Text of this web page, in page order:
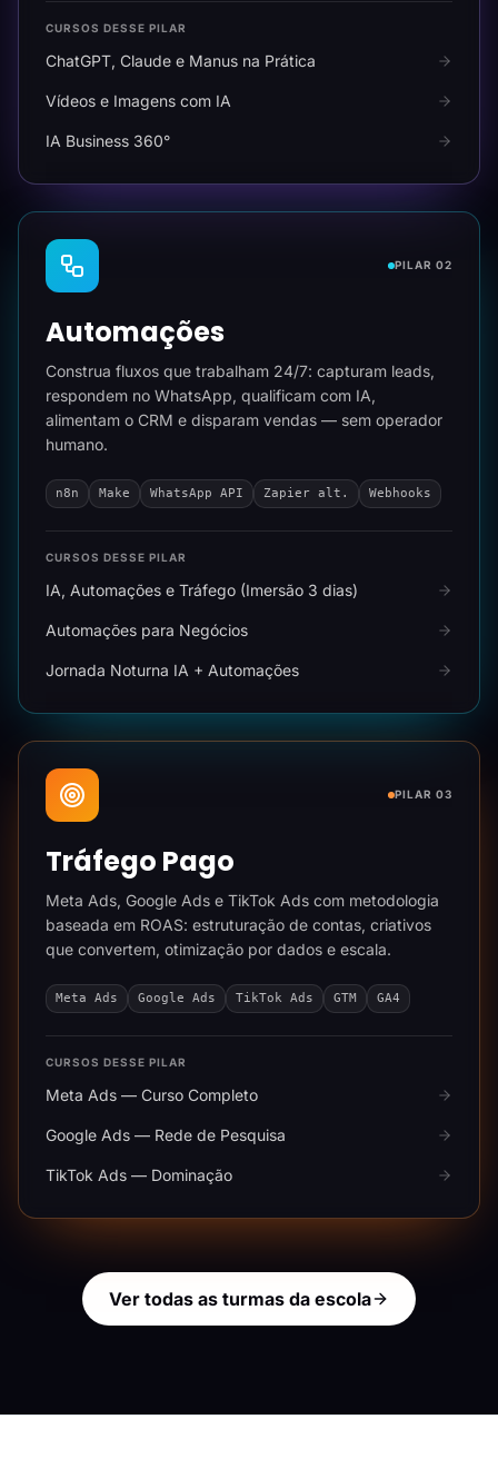
CURSOS DESSE PILAR
ChatGPT, Claude e Manus na Prática
Vídeos e Imagens com IA
IA Business 360°
PILAR 02
Automações
Construa fluxos que trabalham 24/7: capturam leads,
respondem no WhatsApp, qualificam com IA,
alimentam o CRM e disparam vendas — sem operador
humano.
n8n Make WhatsApp API Zapier alt. Webhooks
CURSOS DESSE PILAR
IA, Automações e Tráfego (Imersão 3 dias)
Automações para Negócios
Jornada Noturna IA + Automações
PILAR 03
Tráfego Pago
Meta Ads, Google Ads e TikTok Ads com metodologia
baseada em ROAS: estruturação de contas, criativos
que convertem, otimização por dados e escala.
Meta Ads Google Ads TikTok Ads GTM GA4
CURSOS DESSE PILAR
Meta Ads — Curso Completo
Google Ads — Rede de Pesquisa
TikTok Ads — Dominação
Ver todas as turmas da escola